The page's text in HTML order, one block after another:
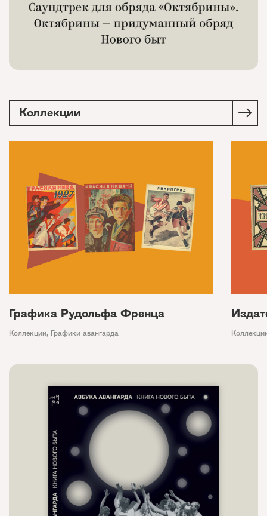
Коллекции
Графика Рудольфа Френца
Коллекции, Графики авангарда